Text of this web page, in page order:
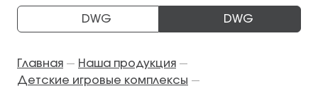
DWG DWG
Главная — Наша продукция —
Детские игровые комплексы —